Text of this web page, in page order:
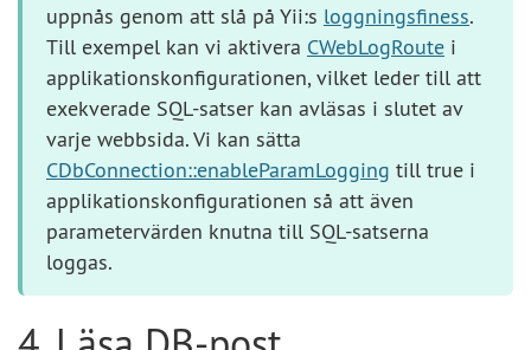
uppnås genom att slå på Yii:s loggningsfiness.
Till exempel kan vi aktivera CWebLogRoute i
applikationskonfigurationen, vilket leder till att
exekverade SQL-satser kan avläsas i slutet av
varje webbsida. Vi kan sätta
CDbConnection::enableParamLogging till true i
applikationskonfigurationen så att även
parametervärden knutna till SQL-satserna
loggas.